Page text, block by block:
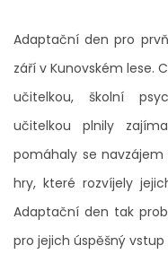
Adaptační den pro
září v Kunovském lese.
učitelkou, školní
učitelkou plnily
pomáhaly se
hry, které rozvíjely
Adaptační den tak
pro jejich úspěšný